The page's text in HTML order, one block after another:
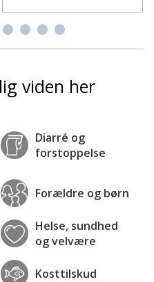
viden her
Diarré og
forstoppelse
Forældre og børn
Helse, sundhed
og velvære
Kosttilskud